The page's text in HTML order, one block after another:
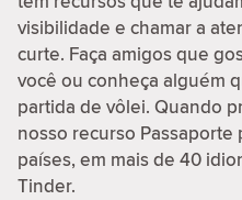
visibilidade e chamar a
curte. Faça amigos que
você ou conheça alguém
partida de vôlei. Quando
nosso recurso Passaporte
países, em mais de 40
Tinder.